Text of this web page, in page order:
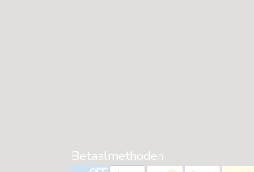
Betaalmethoden